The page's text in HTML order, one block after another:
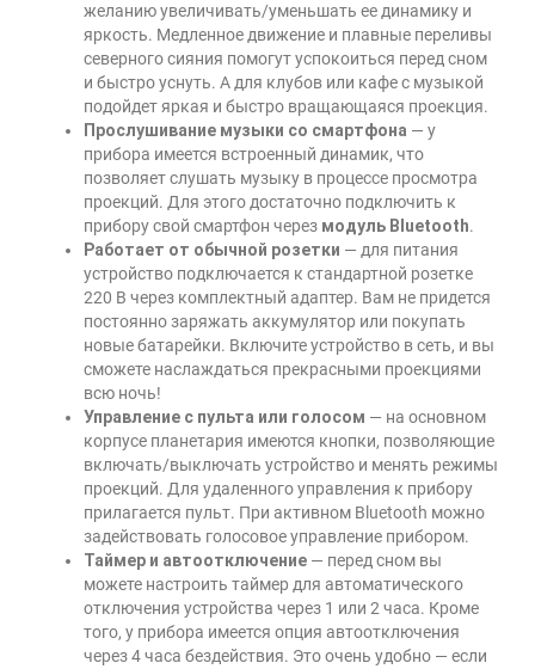
желанию увеличивать/уменьшать ее динамику и
яркость. Медленное движение и плавные переливы
северного сияния помогут успокоиться перед сном
и быстро уснуть. А для клубов или кафе с музыкой
подойдет яркая и быстро вращающаяся проекция.
Прослушивание музыки со смартфона — у
прибора имеется встроенный динамик, что
позволяет слушать музыку в процессе просмотра
проекций. Для этого достаточно подключить к
прибору свой смартфон через модуль Bluetooth.
Работает от обычной розетки — для питания
устройство подключается к стандартной розетке
220 В через комплектный адаптер. Вам не придется
постоянно заряжать аккумулятор или покупать
новые батарейки. Включите устройство в сеть, и вы
сможете наслаждаться прекрасными проекциями
всю ночь!
Управление с пульта или голосом — на основном
корпусе планетария имеются кнопки, позволяющие
включать/выключать устройство и менять режимы
проекций. Для удаленного управления к прибору
прилагается пульт. При активном Bluetooth можно
задействовать голосовое управление прибором.
Таймер и автоотключение — перед сном вы
можете настроить таймер для автоматического
отключения устройства через 1 или 2 часа. Кроме
того, у прибора имеется опция автоотключения
через 4 часа бездействия. Это очень удобно — если